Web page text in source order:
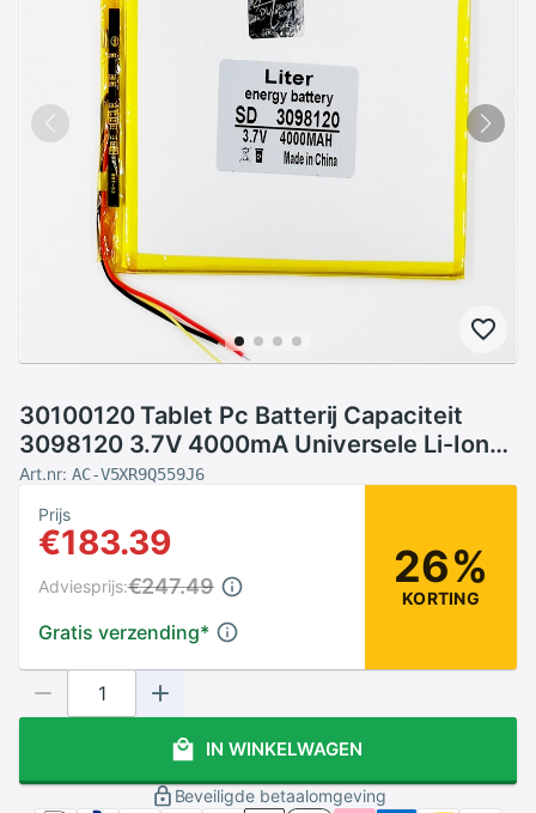
30100120 Tablet Pc Batterij Capaciteit
3098120 3.7V 4000mA Universele Li-Ion
Batterij Voor Tablet Pc 7 Inch 8 Inch 9inch
10Inch
Art.nr: AC-V5XR9Q559J6
Prijs
€183.39
Gratis verzending*
Adviesprijs:€247.49 26%
KORTING
IN WINKELWAGEN
Beveiligde betaalomgeving